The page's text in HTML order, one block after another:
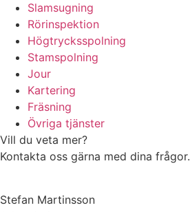
Slamsugning
Rörinspektion
Högtrycksspolning
Stamspolning
Jour
Kartering
Fräsning
Övriga tjänster
Vill du veta mer?
Kontakta oss gärna med dina frågor.
Stefan Martinsson